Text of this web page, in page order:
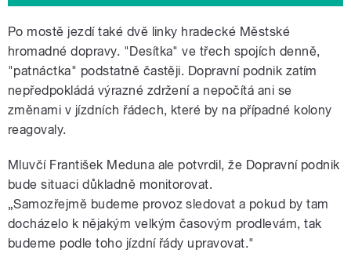
Po mostě jezdí také dvě linky hradecké Městské
hromadné dopravy. "Desítka" ve třech spojích denně,
"patnáctka" podstatně častěji. Dopravní podnik zatím
nepředpokládá výrazné zdržení a nepočítá ani se
změnami v jízdních řádech, které by na případné kolony
reagovaly.
Mluvčí František Meduna ale potvrdil, že Dopravní podnik
bude situaci důkladně monitorovat.
„Samozřejmě budeme provoz sledovat a pokud by tam
docházelo k nějakým velkým časovým prodlevám, tak
budeme podle toho jízdní řády upravovat."